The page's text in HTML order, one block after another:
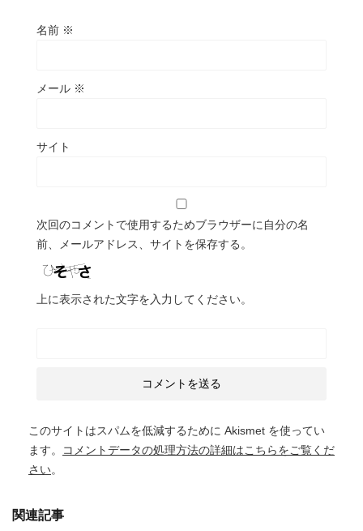
名前 ※
メール ※
サイト
次回のコメントで使用するためブラウザーに自分の名
前、メールアドレス、サイトを保存する。
上に表示された文字を入力してください。
このサイトはスパムを低減するために Akismet を使ってい
ます。
コメントデータの処理方法の詳細はこちらをご覧くだ
さい。
関連記事